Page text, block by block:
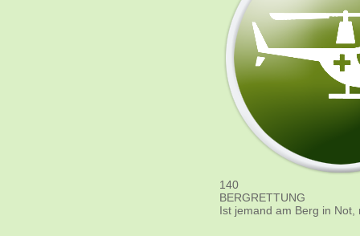
140
BERGRETTUNG
Ist jemand am Berg in